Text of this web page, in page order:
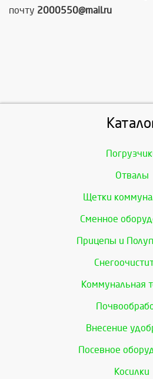
почту 2000550@mail.ru
Отвалы
Щетки
Сменное
Прицепы и
Коммунальная
Внесение
Посевное
Косилки